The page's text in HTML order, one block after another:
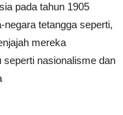
pada tahun 1905
tetangga seperti,
mereka
nasionalisme dan